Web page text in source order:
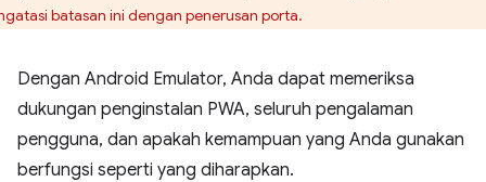
batasan ini dengan penerusan porta.
Dengan Android Emulator, Anda dapat memeriksa
dukungan penginstalan PWA, seluruh pengalaman
pengguna, dan apakah kemampuan yang Anda gunakan
berfungsi seperti yang diharapkan.